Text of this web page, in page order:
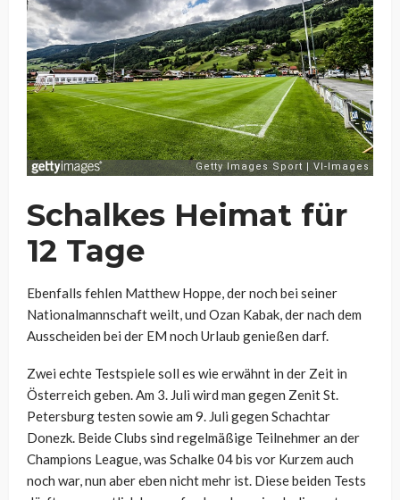
Schalkes Heimat für
12 Tage
Ebenfalls fehlen Matthew Hoppe, der noch bei seiner
Nationalmannschaft weilt, und Ozan Kabak, der nach dem
Ausscheiden bei der EM noch Urlaub genießen darf.
Zwei echte Testspiele soll es wie erwähnt in der Zeit in
Österreich geben. Am 3. Juli wird man gegen Zenit St.
Petersburg testen sowie am 9. Juli gegen Schachtar
Donezk. Beide Clubs sind regelmäßige Teilnehmer an der
Champions League, was Schalke 04 bis vor Kurzem auch
noch war, nun aber eben nicht mehr ist. Diese beiden Tests